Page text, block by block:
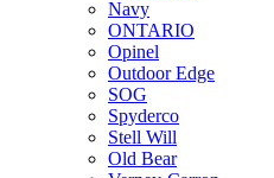
Navy
ONTARIO
Opinel
Outdoor Edge
SOG
Spyderco
Stell Will
Old Bear